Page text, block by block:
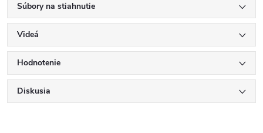
Súbory na stiahnutie
Videá
Hodnotenie
Diskusia